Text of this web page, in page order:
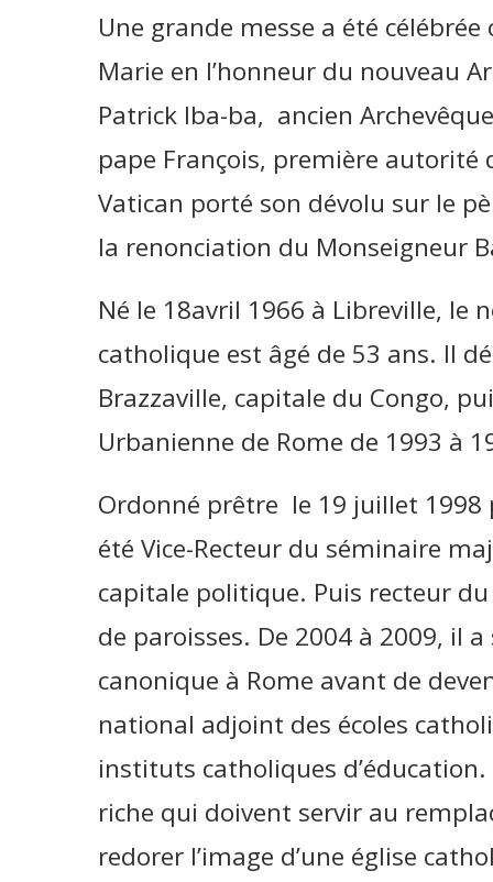
Une grande messe a été
Marie en l’honneur du nouveau
Patrick Iba-ba, ancien
pape François, première autorité
Vatican porté son dévolu sur le
la renonciation du Monseigneur
Né le 18avril 1966 à Libreville, le
catholique est âgé de 53 ans. Il
Brazzaville, capitale du Congo,
Urbanienne de Rome de 1993 à
Ordonné prêtre le 19 juillet 1998
été Vice-Recteur du séminaire
capitale politique. Puis recteur
de paroisses. De 2004 à 2009, il
canonique à Rome avant de
national adjoint des écoles
instituts catholiques
riche qui doivent servir au
redorer l’image d’une église